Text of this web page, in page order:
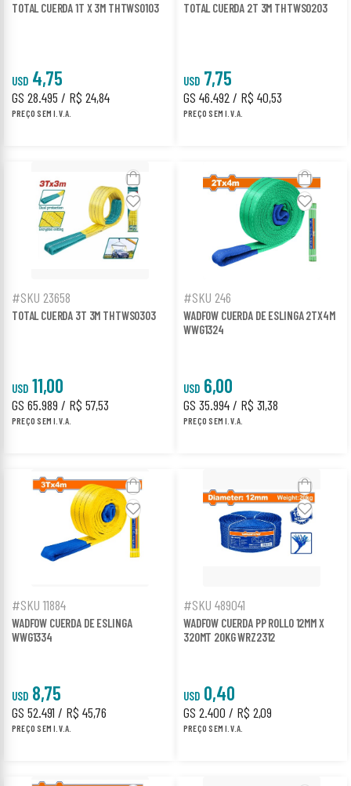
TOTAL CUERDA 1T X 3M THTWS0103
USD 4,75
GS 28.495 / R$ 24,84
PREÇO SEM I.V.A.
TOTAL CUERDA 2T 3M THTWS0203
USD 7,75
GS 46.492 / R$ 40,53
PREÇO SEM I.V.A.
#SKU 23658
TOTAL CUERDA 3T 3M THTWS0303
USD 11,00
GS 65.989 / R$ 57,53
PREÇO SEM I.V.A.
#SKU 246
WADFOW CUERDA DE ESLINGA 2TX4M
WWG1324
USD 6,00
GS 35.994 / R$ 31,38
PREÇO SEM I.V.A.
#SKU 11884
WADFOW CUERDA DE ESLINGA
WWG1334
USD 8,75
GS 52.491 / R$ 45,76
PREÇO SEM I.V.A.
#SKU 489041
WADFOW CUERDA PP ROLLO 12MM X
320MT 20KG WRZ2312
USD 0,40
GS 2.400 / R$ 2,09
PREÇO SEM I.V.A.